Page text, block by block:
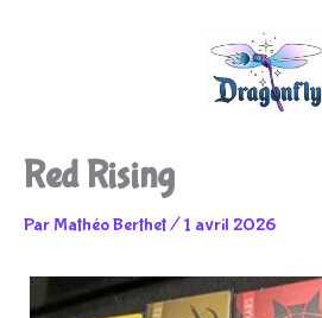
Red Rising
Par Mathéo Berthet/1 avril 2026